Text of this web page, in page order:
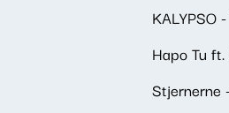
KALYPSO
Hapo Tu
Stjernerne